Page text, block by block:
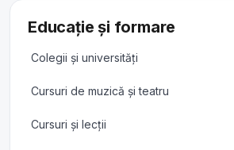
Educație și formare
Colegii și universități
Cursuri de muzică și teatru
Cursuri și lecții